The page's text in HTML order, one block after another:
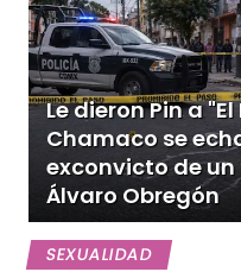
Le dieron Pin a "El
Chamaco se
exconvicto de un
Álvaro Obregón
SEXUALIDAD